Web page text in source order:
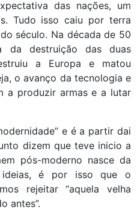
das nações, um
Tudo isso caiu por terra
século. Na década de 50
da destruição das duas
a Europa e matou
o avanço da tecnologia e
a produzir armas e a lutar
e é a partir dai
dizem que teve inicio a
pós-moderno nasce da
é por isso que o
rejeitar “aquela velha
antes”.